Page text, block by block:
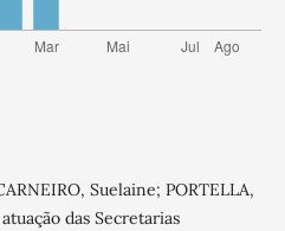
Suelaine; PORTELLA,
das Secretarias